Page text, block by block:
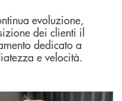
evoluzione,
dei clienti il
dedicato a
e velocità.